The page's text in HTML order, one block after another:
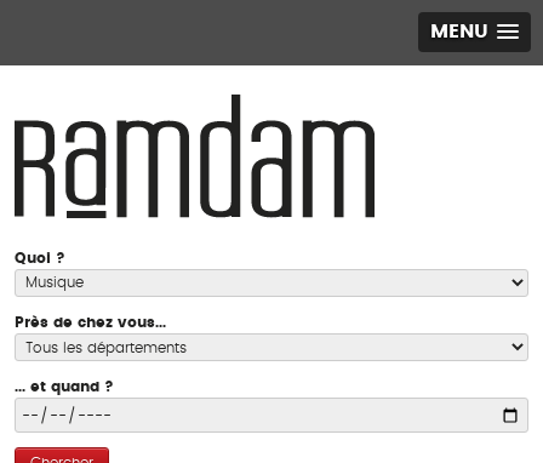
MENU
Quoi ?
Près de chez vous...
... et quand ?